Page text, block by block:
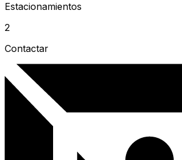
Estacionamientos
2
Contactar